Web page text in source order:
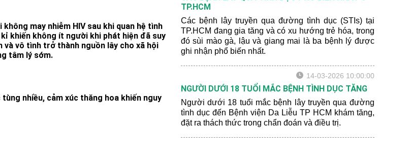
may nhiễm HIV sau khi quan hệ tình
khiến không ít người khi phát hiện đã suy
và vô tình trở thành nguồn lây cho xã hội
tâm lý sớm.
nhiều, cảm xúc thăng hoa khiến nguy
TP.HCM
Các bệnh lây truyền qua đường tình dục (STIs) tại
TP.HCM đang gia tăng và có xu hướng trẻ hóa, trong
đó sùi mào gà, lậu và giang mai là ba bệnh lý được
ghi nhận phổ biến nhất.
14-03-2026 10:00:00
NGƯỜI DƯỚI 18 TUỔI MẮC BỆNH TÌNH DỤC TĂNG
Người dưới 18 tuổi mắc bệnh lây truyền qua đường
tình dục đến Bệnh viện Da Liễu TP HCM khám tăng,
đặt ra thách thức trong chẩn đoán và điều trị.